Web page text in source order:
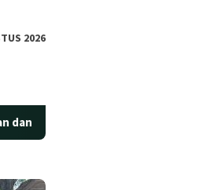
2026
Jadi Prioritas